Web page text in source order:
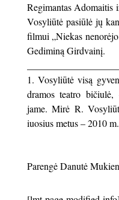
Regimantas Adomaitis
Vosyliūtė pasiūlė jų
filmui „Niekas
Gediminą Girdvainį.
Vosyliūtė visą
dramos teatro bičiulė,
jame. Mirė R.
iuosius metus – 2010
Parengė Danutė